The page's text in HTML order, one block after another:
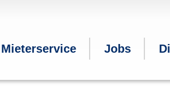
Mieterservice Jobs